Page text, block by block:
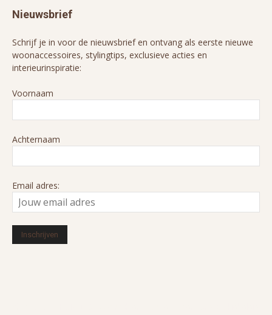
Nieuwsbrief
Schrijf je in voor de nieuwsbrief en ontvang als eerste nieuwe
woonaccessoires, stylingtips, exclusieve acties en
interieurinspiratie:
Voornaam
Achternaam
Email adres: